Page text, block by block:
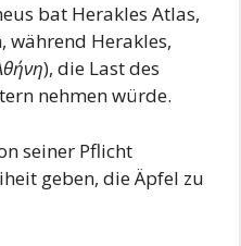
bat Herakles Atlas,
während Herakles,
), die Last des
nehmen würde.
seiner Pflicht
geben, die Äpfel zu